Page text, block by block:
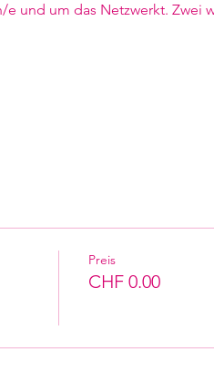
und um das Netzwerkt. Zwei
Preis
CHF 0.00